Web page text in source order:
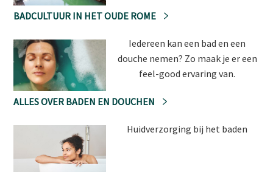
BADCULTUUR IN HET OUDE ROME
Iedereen kan een bad en een
douche nemen? Zo maak je er een
feel-good ervaring van.
ALLES OVER BADEN EN DOUCHEN
Huidverzorging bij het baden